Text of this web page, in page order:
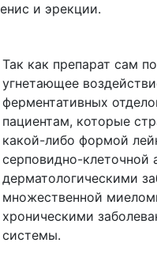
и эрекции.
Так как препарат сам
угнетающее
ферментативных
пациентам, которые
какой-либо формой
серповидно-клеточной
дерматологическими
множественной
хроническими
системы.